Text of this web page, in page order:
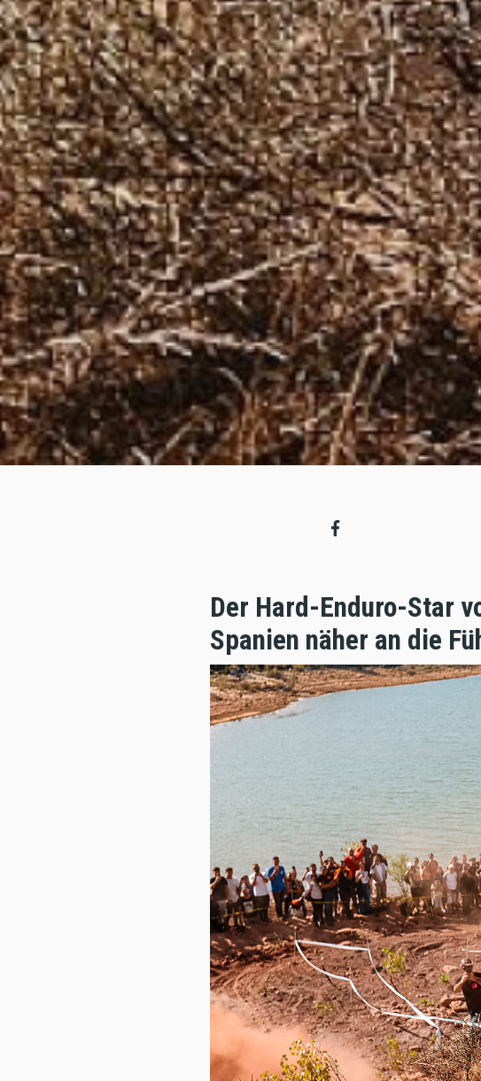
Der Hard-Enduro-Star
Spanien näher an die